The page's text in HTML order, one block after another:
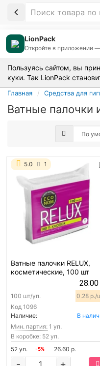
LionPack
Пользуясь сайтом, вы
куки. Так LionPack
Главная Средства для
Ватные палочки
5.0 1
Ватные палочки RELUX,
косметические, 100 шт
28.00
Код 1096
100 шт/уп. 0.28 р./
Наличие:
В
Мин. партия: 1 уп.
В коробке: 52 уп.
52 уп.
-5% 26.60 р.